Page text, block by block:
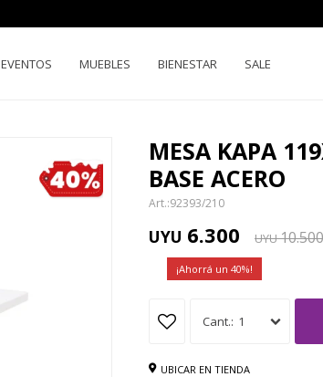
EVENTOS MUEBLES BIENESTAR SALE
MESA KAPA
BASE ACERO
92393/210
UYU 6.300 UYU10.500
40
1
UBICAR EN TIENDA